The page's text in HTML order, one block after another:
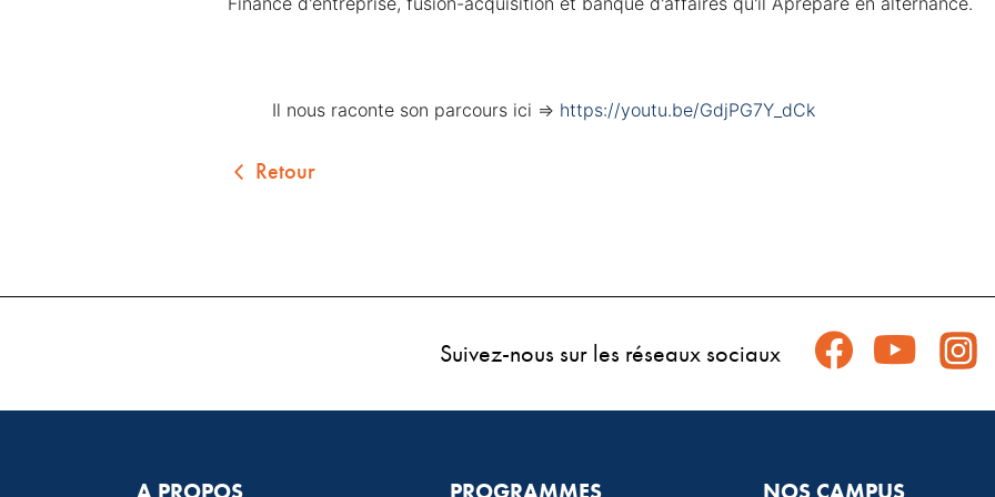
	Il nous raconte son parcours ici =>
https://youtu.be/GdjPG7Y_dCk
Retour
Suivez-nous sur les réseaux sociaux